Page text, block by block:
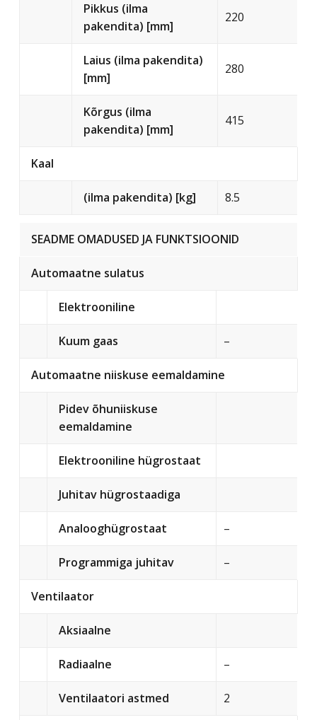
Pikkus (ilma
pakendita) [mm]
220
Laius (ilma pakendita)
[mm]
280
Kõrgus (ilma
pakendita) [mm]
415
Kaal
(ilma pakendita) [kg] 8.5
SEADME OMADUSED JA FUNKTSIOONID
Automaatne sulatus
Elektrooniline
Kuum gaas –
Automaatne niiskuse eemaldamine
Pidev õhuniiskuse
eemaldamine
Elektrooniline hügrostaat
Juhitav hügrostaadiga
Analooghügrostaat –
Programmiga juhitav –
Ventilaator
Aksiaalne
Radiaalne –
Ventilaatori astmed 2